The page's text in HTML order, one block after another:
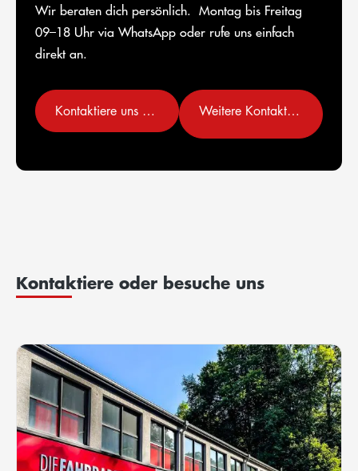
Wir beraten dich persönlich. Montag bis Freitag
09–18 Uhr via WhatsApp oder rufe uns einfach
direkt an.
Kontaktiere uns auf WhatsApp Weitere Kontaktmöglichkeiten
Kontaktiere oder besuche uns